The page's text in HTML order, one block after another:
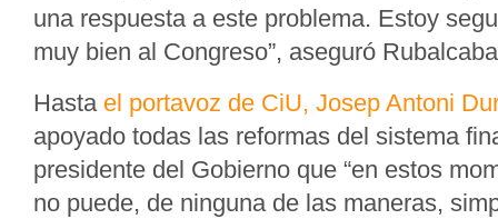
una respuesta a este problema. Estoy
muy bien al Congreso”, aseguró
Hasta el portavoz de CiU, Josep Antoni
apoyado todas las reformas del sistema
presidente del Gobierno que “en estos
no puede, de ninguna de las maneras,